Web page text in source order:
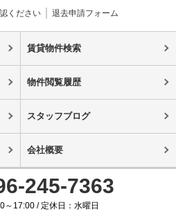
ください 退去申請フォーム
賃貸物件検索
物件閲覧履歴
スタッフブログ
会社概要
245-7363
～17:00 / 定休日：水曜日